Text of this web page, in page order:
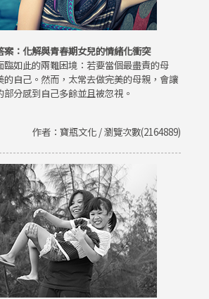
案：化解與青春期女兒的情緒化衝突
臨如此的兩難困境：若要當個最盡責的母
的自己。然而，太常去做完美的母親，會讓
分感到自己多餘並且被忽視。
作者：寶瓶文化 / 瀏覽次數(2164889)